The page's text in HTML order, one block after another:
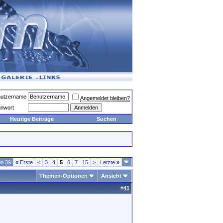
Angemeldet bleiben?
Heutige Beiträge
Suchen
39 « Erste < 3 4 5 6 7 15 > Letzte »
Themen-Optionen Ansicht
#41